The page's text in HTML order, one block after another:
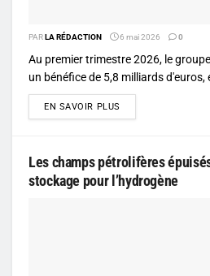
PARLA RÉDACTION 6 mai 2026 0
Au premier trimestre 2026, le
un bénéfice de 5,8 milliards d'euros,
EN SAVOIR PLUS
Les champs pétrolifères
stockage pour l’hydrogène